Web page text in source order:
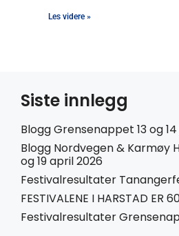
Les videre »
Siste innlegg
Blogg Grensenappet 13 og 14
Blogg Nordvegen & Karmøy
og 19 april 2026
Festivalresultater
FESTIVALENE I HARSTAD ER
Festivalresultater